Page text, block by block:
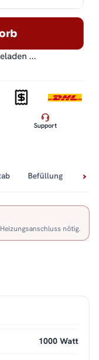
...
Support
Befüllung
nötig.
1000 Watt